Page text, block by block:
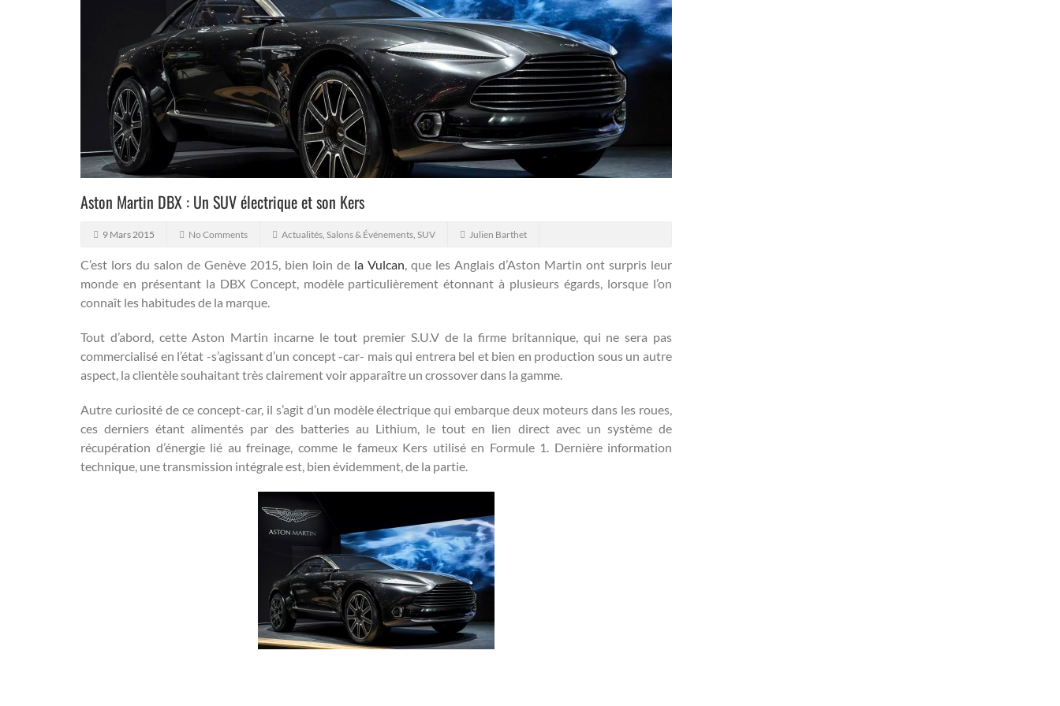
Aston Martin DBX : Un SUV électrique et son Kers
9 Mars 2015 No Comments Actualités, Salons & Événements, SUV Julien Barthet
C’est lors du salon de Genève 2015, bien loin de la Vulcan, que les Anglais d’Aston Martin ont surpris leur
monde en présentant la DBX Concept, modèle particulièrement étonnant à plusieurs égards, lorsque l’on
connaît les habitudes de la marque.
Tout d’abord, cette Aston Martin incarne le tout premier S.U.V de la firme britannique, qui ne sera pas
commercialisé en l’état -s’agissant d’un concept -car- mais qui entrera bel et bien en production sous un autre
aspect, la clientèle souhaitant très clairement voir apparaître un crossover dans la gamme.
Autre curiosité de ce concept-car, il s’agit d’un modèle électrique qui embarque deux moteurs dans les roues,
ces derniers étant alimentés par des batteries au Lithium, le tout en lien direct avec un système de
récupération d’énergie lié au freinage, comme le fameux Kers utilisé en Formule 1. Dernière information
technique, une transmission intégrale est, bien évidemment, de la partie.